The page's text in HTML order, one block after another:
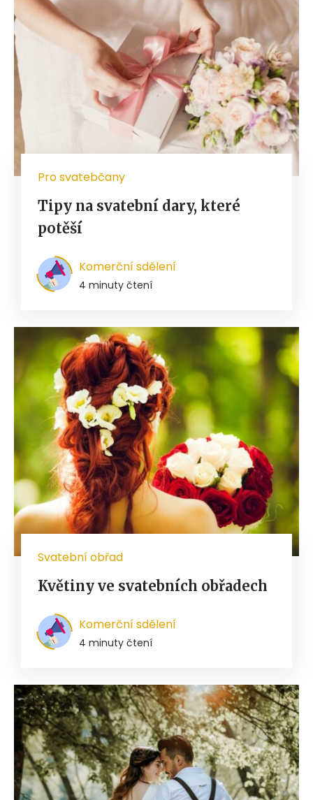
Pro svatebčany
Tipy na svatební dary, které
potěší
Komerční sdělení
4 minuty čtení
Svatební obřad
Květiny ve svatebních obřadech
Komerční sdělení
4 minuty čtení